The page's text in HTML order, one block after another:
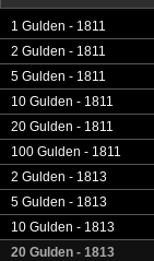
1 Gulden - 1811
2 Gulden - 1811
5 Gulden - 1811
10 Gulden - 1811
20 Gulden - 1811
100 Gulden - 1811
2 Gulden - 1813
5 Gulden - 1813
10 Gulden - 1813
20 Gulden - 1813